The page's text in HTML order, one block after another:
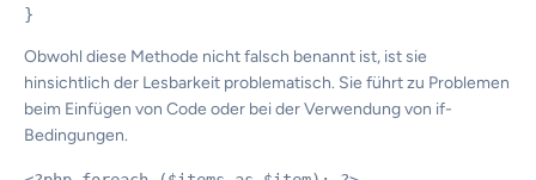
Obwohl diese Methode nicht falsch benannt ist, ist sie
hinsichtlich der Lesbarkeit problematisch. Sie führt zu Problemen
beim Einfügen von Code oder bei der Verwendung von if-
Bedingungen.